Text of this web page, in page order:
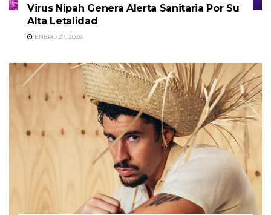
Virus Nipah Genera Alerta Sanitaria Por Su
Alta Letalidad
ENERO 27, 2026